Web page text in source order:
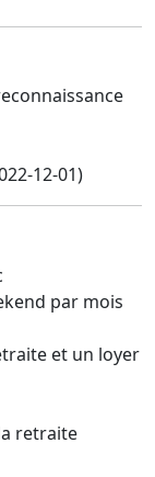
12-01)
par mois
et un loyer
retraite